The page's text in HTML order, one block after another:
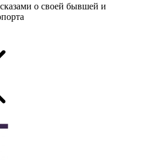
о своей бывшей и